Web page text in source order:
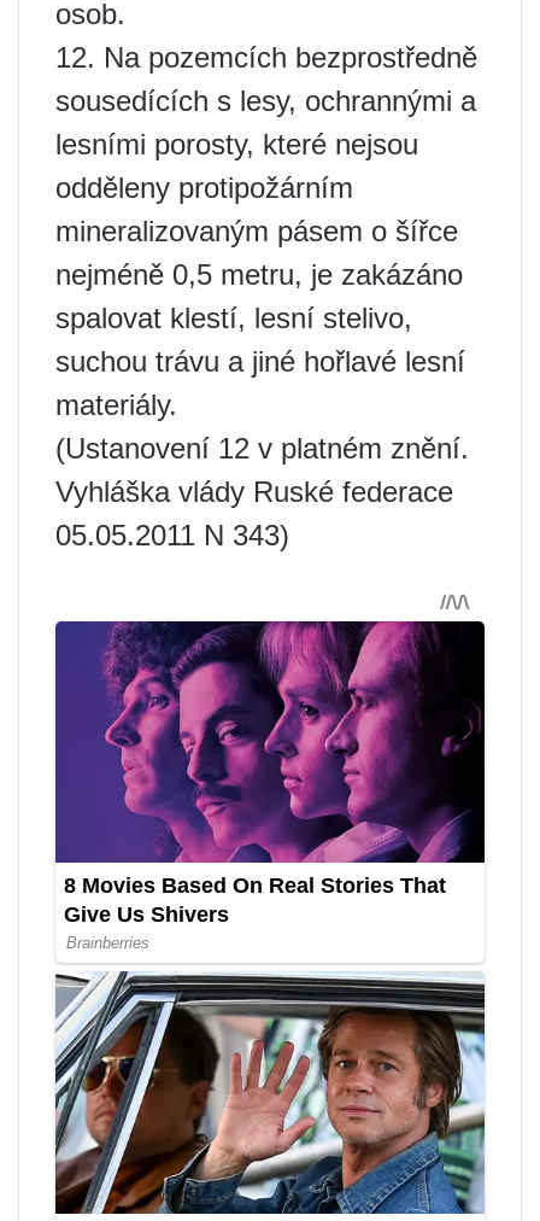
osob.
12. Na pozemcích bezprostředně
sousedících s lesy, ochrannými a
lesními porosty, které nejsou
odděleny protipožárním
mineralizovaným pásem o šířce
nejméně 0,5 metru, je zakázáno
spalovat klestí, lesní stelivo,
suchou trávu a jiné hořlavé lesní
materiály.
(Ustanovení 12 v platném znění.
Vyhláška vlády Ruské federace
05.05.2011 N 343)